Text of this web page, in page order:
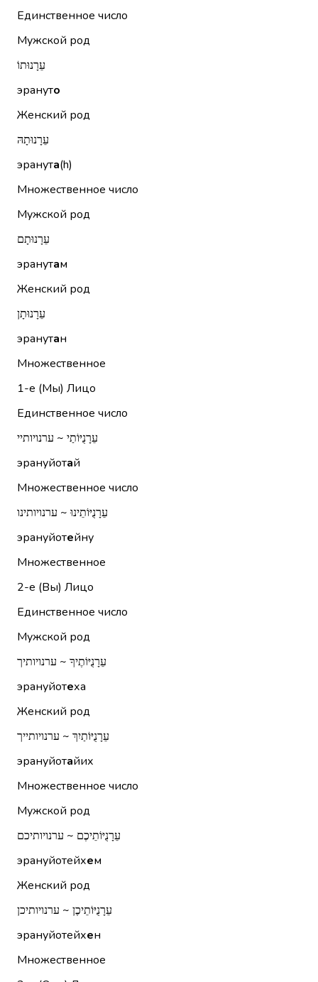
Единственное число
Мужской род
עֵרָנוּתוֹ
эрануто
Женский род
עֵרָנוּתָהּ
эранута(h)
Множественное число
Мужской род
עֵרָנוּתָם
эранутам
Женский род
עֵרָנוּתָן
эранутан
Множественное
1-е (Мы) Лицо
Единственное число
עֵרָנֻיּוֹתַי ~ ערנויותיי
эрануйотай
Множественное число
עֵרָנֻיּוֹתֵינוּ ~ ערנויותינו
эрануйотейну
Множественное
2-е (Вы) Лицо
Единственное число
Мужской род
עֵרָנֻיּוֹתֶיךָ ~ ערנויותיך
эрануйотеха
Женский род
עֵרָנֻיּוֹתַיִךְ ~ ערנויותייך
эрануйотайих
Множественное число
Мужской род
עֵרָנֻיּוֹתֵיכֶם ~ ערנויותיכם
эрануйотейхем
Женский род
עֵרָנֻיּוֹתֵיכֶן ~ ערנויותיכן
эрануйотейхен
Множественное